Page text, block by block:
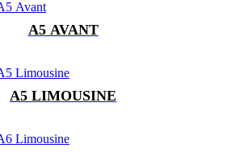
A5 AVANT
A5 LIMOUSINE